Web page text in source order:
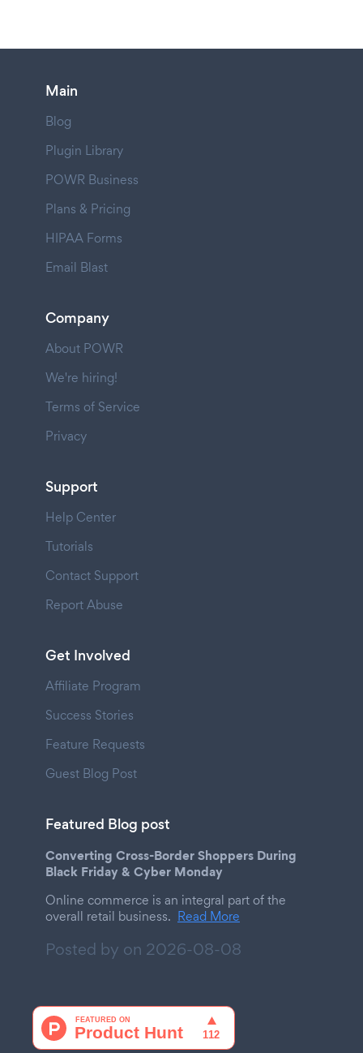
Main
Blog
Plugin Library
POWR Business
Plans & Pricing
HIPAA Forms
Email Blast
Company
About POWR
We're hiring!
Terms of Service
Privacy
Support
Help Center
Tutorials
Contact Support
Report Abuse
Get Involved
Affiliate Program
Success Stories
Feature Requests
Guest Blog Post
Featured Blog post
Converting Cross-Border Shoppers During
Black Friday & Cyber Monday
Online commerce is an integral part of the
overall retail business. Read More
Posted by on 2026-08-08